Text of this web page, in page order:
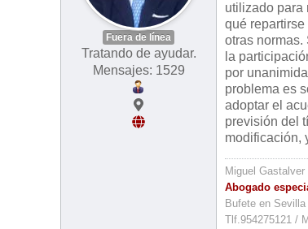
Fuera de línea
Tratando de ayudar.
Mensajes: 1529
utilizado para
qué
otras
la
por
problema es
adoptar el
previsión del
modificación,
Miguel Gastalver
Abogado
Bufete en Sevilla
Tlf.954275121 /